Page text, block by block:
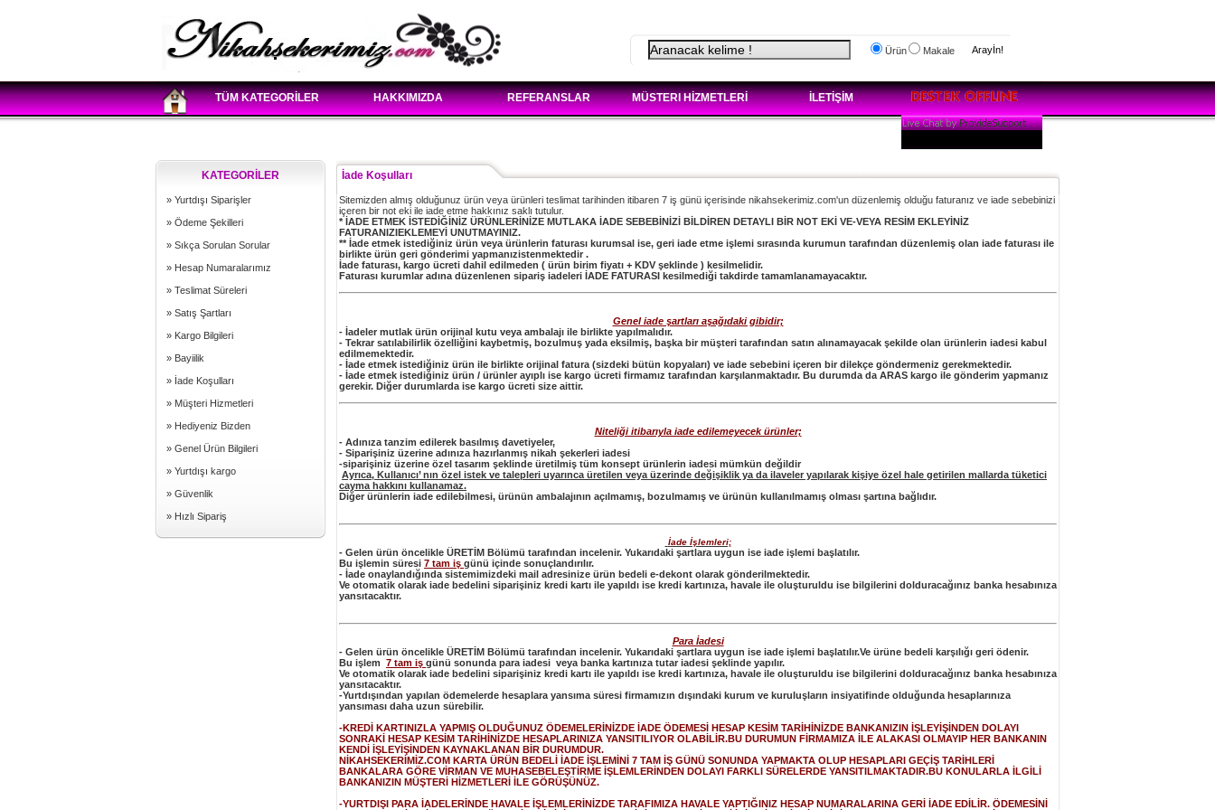
Ürün Makale Arayİn!
TÜM KATEGORİLER HAKKIMIZDA REFERANSLAR MÜSTERI HİZMETLERİ İLETİŞİM
KATEGORİLER
» Yurtdışı Siparişler
» Ödeme Şekilleri
» Sıkça Sorulan Sorular
» Hesap Numaralarımız
» Teslimat Süreleri
» Satış Şartları
» Kargo Bilgileri
» Bayiilik
» İade Koşulları
» Müşteri Hizmetleri
» Hediyeniz Bizden
» Genel Ürün Bilgileri
» Yurtdışı kargo
» Güvenlik
» Hızlı Sipariş
İade Koşulları
Sitemizden almış olduğunuz ürün veya ürünleri teslimat tarihinden itibaren 7 iş günü içerisinde nikahsekerimiz.com'un düzenlemiş olduğu faturanız ve iade sebebinizi
içeren bir not eki ile iade etme hakkınız saklı tutulur.
* İADE ETMEK İSTEDİĞİNİZ ÜRÜNLERİNİZE MUTLAKA İADE SEBEBİNİZİ BİLDİREN DETAYLI BİR NOT EKİ VE-VEYA RESİM EKLEYİNİZ
FATURANIZIEKLEMEYİ UNUTMAYINIZ.
** İade etmek istediğiniz ürün veya ürünlerin faturası kurumsal ise, geri iade etme işlemi sırasında kurumun tarafından düzenlemiş olan iade faturası ile
birlikte ürün geri gönderimi yapmanızistenmektedir .
İade faturası, kargo ücreti dahil edilmeden ( ürün birim fiyatı + KDV şeklinde ) kesilmelidir.
Faturası kurumlar adına düzenlenen sipariş iadeleri İADE FATURASI kesilmediği takdirde tamamlanamayacaktır.
Genel iade şartları aşağıdaki gibidir;
- İadeler mutlak ürün orijinal kutu veya ambalajı ile birlikte yapılmalıdır.
- Tekrar satılabilirlik özelliğini kaybetmiş, bozulmuş yada eksilmiş, başka bir müşteri tarafından satın alınamayacak şekilde olan ürünlerin iadesi kabul
edilmemektedir.
- İade etmek istediğiniz ürün ile birlikte orijinal fatura (sizdeki bütün kopyaları) ve iade sebebini içeren bir dilekçe göndermeniz gerekmektedir.
- İade etmek istediğiniz ürün / ürünler ayıplı ise kargo ücreti firmamız tarafından karşılanmaktadır. Bu durumda da ARAS kargo ile gönderim yapmanız
gerekir. Diğer durumlarda ise kargo ücreti size aittir.
Niteliği itibarıyla iade edilemeyecek ürünler;
- Adınıza tanzim edilerek basılmış davetiyeler,
- Siparişiniz üzerine adınıza hazırlanmış nikah şekerleri iadesi
-siparişiniz üzerine özel tasarım şeklinde üretilmiş tüm konsept ürünlerin iadesi mümkün değildir
Ayrıca, Kullanıcı’ nın özel istek ve talepleri uyarınca üretilen veya üzerinde değişiklik ya da ilaveler yapılarak kişiye özel hale getirilen mallarda tüketici
cayma hakkını kullanamaz.
Diğer ürünlerin iade edilebilmesi, ürünün ambalajının açılmamış, bozulmamış ve ürünün kullanılmamış olması şartına bağlıdır.
İade İşlemleri;
- Gelen ürün öncelikle ÜRETİM Bölümü tarafından incelenir. Yukarıdaki şartlara uygun ise iade işlemi başlatılır.
Bu işlemin süresi 7 tam iş günü içinde sonuçlandırılır.
- İade onaylandığında sistemimizdeki mail adresinize ürün bedeli e-dekont olarak gönderilmektedir.
Ve otomatik olarak iade bedelini siparişiniz kredi kartı ile yapıldı ise kredi kartınıza, havale ile oluşturuldu ise bilgilerini dolduracağınız banka hesabınıza
yansıtacaktır.
Para İadesi
- Gelen ürün öncelikle ÜRETİM Bölümü tarafından incelenir. Yukarıdaki şartlara uygun ise iade işlemi başlatılır.Ve ürüne bedeli karşılığı geri ödenir.
Bu işlem 7 tam iş günü sonunda para iadesi veya banka kartınıza tutar iadesi şeklinde yapılır.
Ve otomatik olarak iade bedelini siparişiniz kredi kartı ile yapıldı ise kredi kartınıza, havale ile oluşturuldu ise bilgilerini dolduracağınız banka hesabınıza
yansıtacaktır.
-Yurtdışından yapılan ödemelerde hesaplara yansıma süresi firmamızın dışındaki kurum ve kuruluşların insiyatifinde olduğunda hesaplarınıza
yansıması daha uzun sürebilir.
-KREDİ KARTINIZLA YAPMIŞ OLDUĞUNUZ ÖDEMELERİNİZDE İADE ÖDEMESİ HESAP KESİM TARİHİNİZDE BANKANIZIN İŞLEYİŞİNDEN DOLAYI
SONRAKİ HESAP KESİM TARİHİNİZDE HESAPLARINIZA YANSITILIYOR OLABİLİR.BU DURUMUN FİRMAMIZA İLE ALAKASI OLMAYIP HER BANKANIN
KENDİ İŞLEYİŞİNDEN KAYNAKLANAN BİR DURUMDUR.
NİKAHSEKERİMİZ.COM KARTA ÜRÜN BEDELİ İADE İŞLEMİNİ 7 TAM İŞ GÜNÜ SONUNDA YAPMAKTA OLUP HESAPLARI GEÇİŞ TARİHLERİ
BANKALARA GÖRE VİRMAN VE MUHASEBELEŞTİRME İŞLEMLERİNDEN DOLAYI FARKLI SÜRELERDE YANSITILMAKTADIR.BU KONULARLA İLGİLİ
BANKANIZIN MÜŞTERİ HİZMETLERİ İLE GÖRÜŞÜNÜZ.
-YURTDIŞI PARA İADELERİNDE HAVALE İŞLEMLERİNİZDE TARAFIMIZA HAVALE YAPTIĞINIZ HESAP NUMARALARINA GERİ İADE EDİLİR. ÖDEMESİNİ